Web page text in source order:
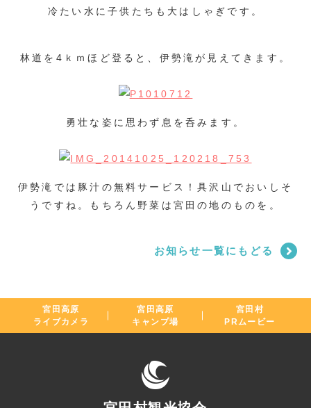
冷たい水に子供たちも大はしゃぎです。
林道を4ｋｍほど登ると、伊勢滝が見えてきます。
勇壮な姿に思わず息を呑みます。
伊勢滝では豚汁の無料サービス！具沢山でおいしそ
うですね。もちろん野菜は宮田の地のものを。
お知らせ一覧にもどる
宮田高原
ライブカメラ
宮田高原
キャンプ場
宮田村
PRムービー